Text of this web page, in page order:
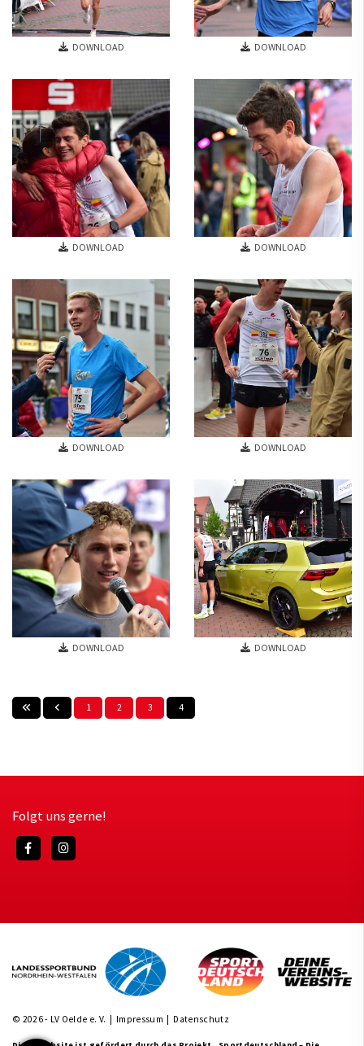
DOWNLOAD DOWNLOAD
DOWNLOAD DOWNLOAD
DOWNLOAD DOWNLOAD
DOWNLOAD DOWNLOAD
1 2 3 4
Folgt uns gerne!
© 2026 - LV Oelde e. V. | Impressum Datenschutz